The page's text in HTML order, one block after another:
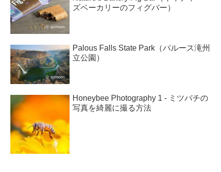
ズベーカリーのフィグバー）
Palous Falls State Park（パルース滝州
立公園）
Honeybee Photography 1 - ミツバチの
写真を綺麗に撮る方法